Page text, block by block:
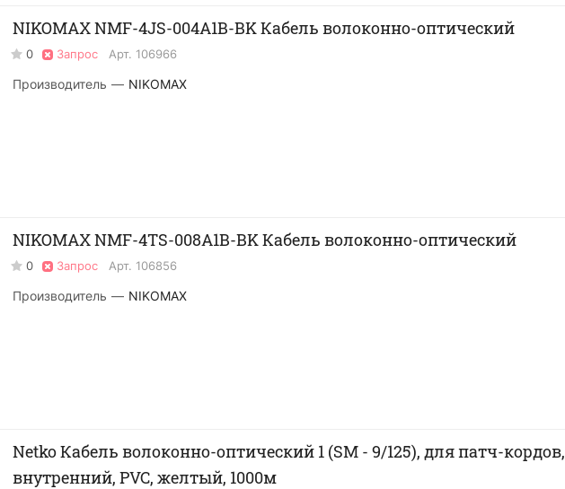
NIKOMAX NMF-4JS-004A1B-BK Кабель волоконно-оптический
0 Запрос Арт. 106966
Производитель — NIKOMAX
NIKOMAX NMF-4TS-008A1B-BK Кабель волоконно-оптический
0 Запрос Арт. 106856
Производитель — NIKOMAX
Netko Кабель волоконно-оптический 1 (SМ - 9/125), для патч-кордов,
внутренний, PVC, желтый, 1000м